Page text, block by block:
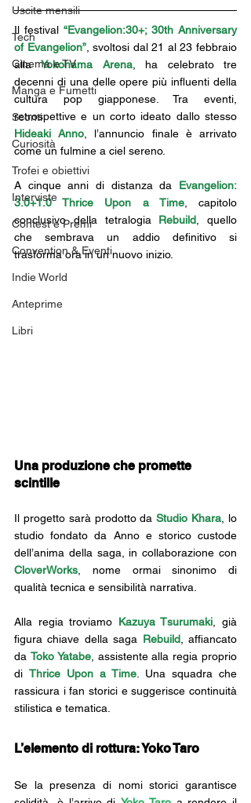
Uscite mensili
Tech
Cinema e TV
Manga e Fumetti
Sconti
Curiosità
Trofei e obiettivi
Interviste
Contest e Premi
Convention & Eventi
Indie World
Anteprime
Libri
Il festival “Evangelion:30+; 30th Anniversary
of Evangelion”, svoltosi dal 21 al 23 febbraio
alla Yokohama Arena, ha celebrato tre
decenni di una delle opere più influenti della
cultura pop giapponese. Tra eventi,
Hideaki Anno , l’annuncio finale è arrivato
come un fulmine a ciel sereno.
A cinque anni di distanza da Evangelion:
3.0+1.0 Thrice Upon a Time, capitolo
conclusivo della tetralogia Rebuild , quello
che sembrava un addio definitivo si
trasforma ora in un nuovo inizio.
Una produzione che promette
scintille
Il progetto sarà prodotto da Studio Khara, lo
studio fondato da Anno e storico custode
CloverWorks, nome ormai sinonimo di
qualità tecnica e sensibilità narrativa.
Alla regia troviamo Kazuya Tsurumaki, già
figura chiave della saga Rebuild, affiancato
da Toko Yatabe, assistente alla regia proprio
di Thrice Upon a Time. Una squadra che
rassicura i fan storici e suggerisce continuità
stilistica e tematica.
L’elemento di rottura: Yoko Taro
Se la presenza di nomi storici garantisce